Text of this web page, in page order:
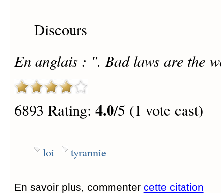
Discours
En anglais : ". Bad laws are the
6893 Rating: 4.0/5 (1 vote cast)
loi tyrannie
En savoir plus, commenter cette citation